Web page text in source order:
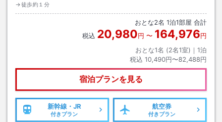
→徒歩約１分
おとな2名 1泊1部屋 合計
税込 20,980円 〜 164,976円
おとな1名 (2名1室)｜ 1泊
税込 10,490円〜82,488円
宿泊プランを見る
新幹線・JR
付きプラン
航空券
付きプラン